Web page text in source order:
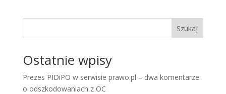
Szukaj
Ostatnie wpisy
Prezes PIDiPO w serwisie prawo.pl – dwa komentarze
o odszkodowaniach z OC